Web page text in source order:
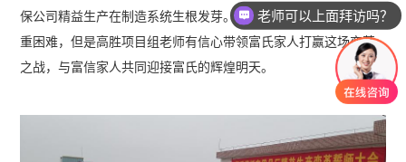
保公司精益生产在制造系统生根发芽。变革的过程可能会面临重
重困难，但是高胜项目组老师有信心带领富氏家人打赢这场变革
之战，与富信家人共同迎接富氏的辉煌明天。
老师可以上面拜访吗？